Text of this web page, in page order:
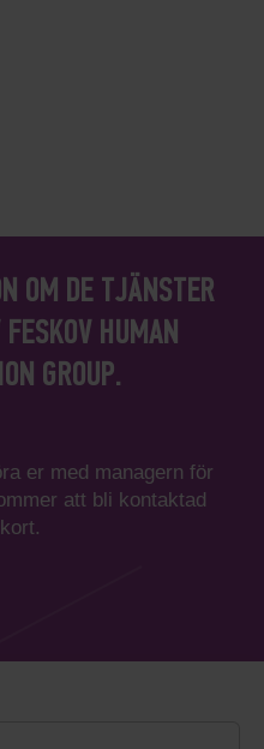
OM DE TJÄNSTER
HUMAN
GROUP.
er med managern för
att bli kontaktad